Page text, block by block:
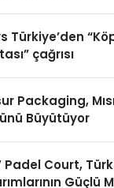
Türkiye’den
çağrısı
Packaging,
Büyütüyor
Padel Court,
Güçlü